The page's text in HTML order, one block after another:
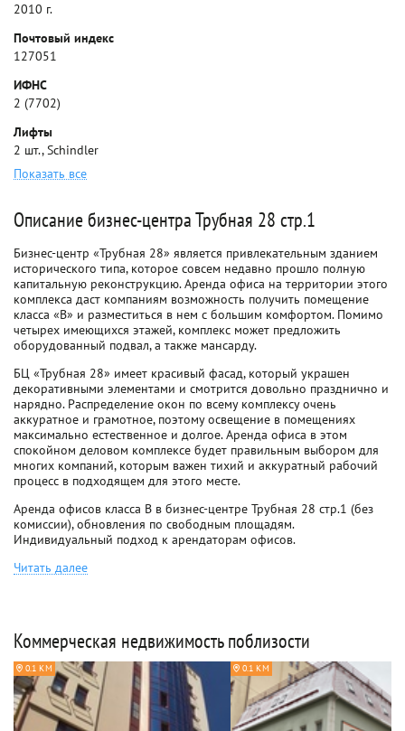
2010 г.
Почтовый индекс
127051
ИФНС
2 (7702)
Лифты
2 шт., Schindler
Показать все
Описание бизнес-центра Трубная 28 стр.1
Бизнес-центр «Трубная 28» является привлекательным зданием
исторического типа, которое совсем недавно прошло полную
капитальную реконструкцию. Аренда офиса на территории этого
комплекса даст компаниям возможность получить помещение
класса «В» и разместиться в нем с большим комфортом. Помимо
четырех имеющихся этажей, комплекс может предложить
оборудованный подвал, а также мансарду.
БЦ «Трубная 28» имеет красивый фасад, который украшен
декоративными элементами и смотрится довольно празднично и
нарядно. Распределение окон по всему комплексу очень
аккуратное и грамотное, поэтому освещение в помещениях
максимально естественное и долгое. Аренда офиса в этом
спокойном деловом комплексе будет правильным выбором для
многих компаний, которым важен тихий и аккуратный рабочий
процесс в подходящем для этого месте.
Аренда офисов класса B в бизнес-центре Трубная 28 стр.1 (без
комиссии), обновления по свободным площадям.
Индивидуальный подход к арендаторам офисов.
Читать далее
Коммерческая недвижимость поблизости
0.1 КМ 0.1 КМ